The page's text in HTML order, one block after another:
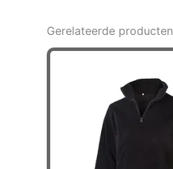
Gerelateerde producten